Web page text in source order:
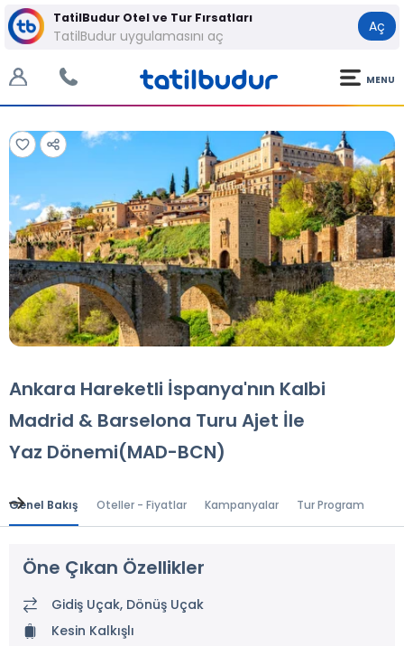
TatilBudur Otel ve Tur Fırsatları
TatilBudur uygulamasını aç
Aç
MENU
Tüm Fotoğraflar
Ankara Hareketli İspanya'nın Kalbi
Madrid & Barselona Turu Ajet İle
Yaz Dönemi(MAD-BCN)
Genel Bakış Oteller - Fiyatlar Kampanyalar Tur Programı
Öne Çıkan Özellikler
Gidiş Uçak, Dönüş Uçak
Kesin Kalkışlı